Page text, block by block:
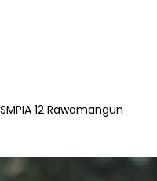
SMPIA 12 Rawamangun